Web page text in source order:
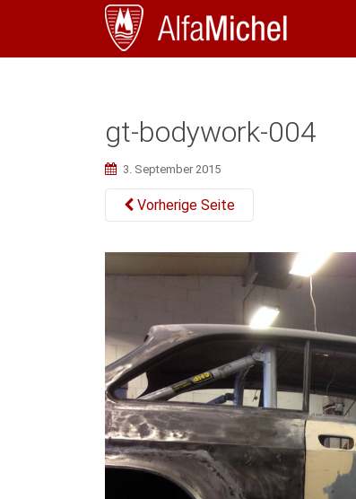
gt-bodywork-004
3. September 2015
Vorherige Seite